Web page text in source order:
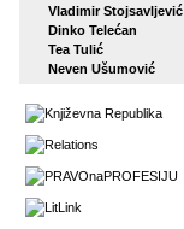
Vladimir Stojsavljević
Dinko Telećan
Tea Tulić
Neven Ušumović